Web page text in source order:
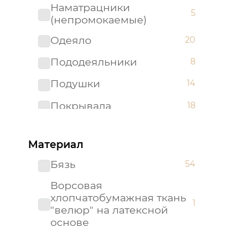
Наматрацники
(непромокаемые)
5
Одеяло 20
Пододеяльники 8
Подушки 14
Покрывала 18
Материал
Бязь
54
Ворсовая
хлопчатобумажная ткань
"велюр" на латексной
основе
1